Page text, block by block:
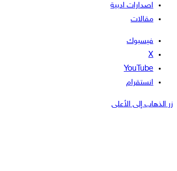
اصدارات ادبية
مقالات
فيسبوك
‫X
‫YouTube
انستقرام
زر الذهاب إلى الأعلى